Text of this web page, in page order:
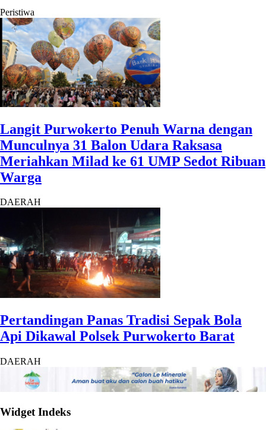
Peristiwa
Langit Purwokerto Penuh Warna dengan
Munculnya 31 Balon Udara Raksasa
Meriahkan Milad ke 61 UMP Sedot Ribuan
Warga
DAERAH
Pertandingan Panas Tradisi Sepak Bola
Api Dikawal Polsek Purwokerto Barat
DAERAH
Widget Indeks